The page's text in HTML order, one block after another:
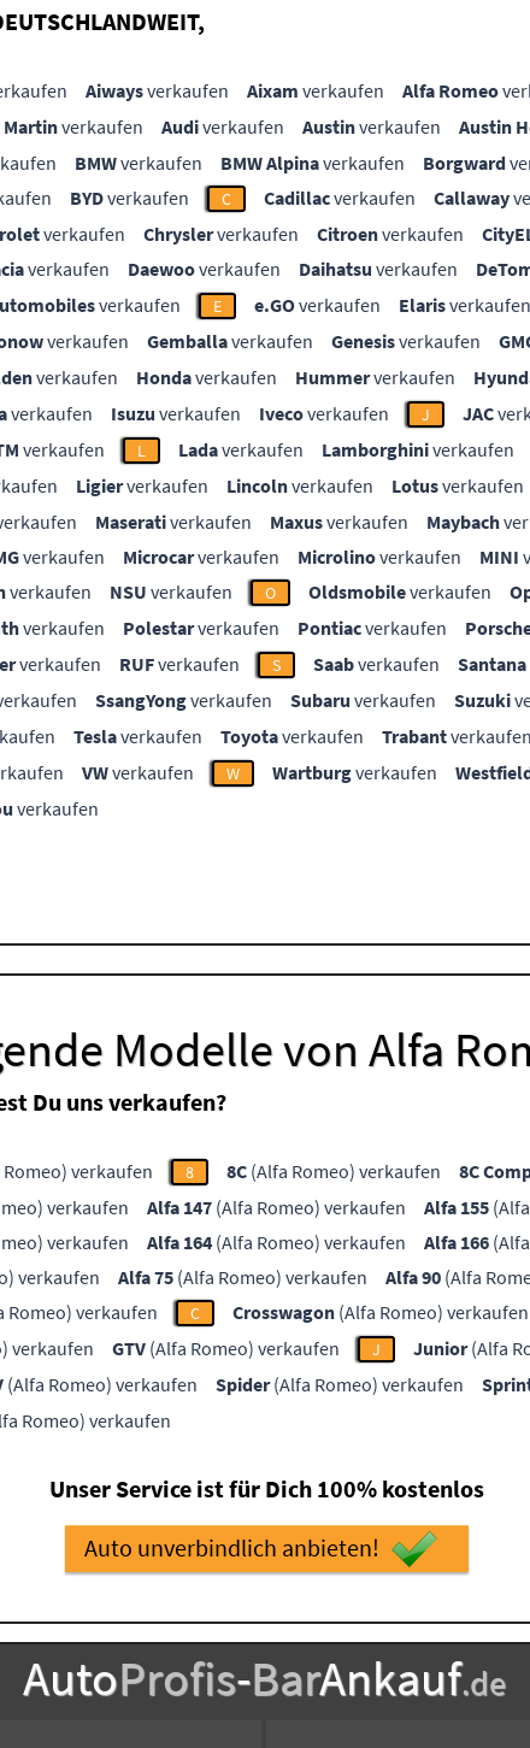
Aiwaysverkaufen Aixam verkaufen Alfa Romeo
Martinverkaufen Audiverkaufen Austinverkaufen Austin
BMWverkaufen BMW Alpinaverkaufen Borgward
BYDverkaufen C Cadillacverkaufen Callaway
verkaufen Chryslerverkaufen Citroenverkaufen
verkaufen Daewooverkaufen Daihatsu verkaufen
verkaufen E e.GOverkaufen Elarisverkaufen
verkaufen Gemballaverkaufen Genesisverkaufen
verkaufen Hondaverkaufen Hummerverkaufen
verkaufen Isuzu verkaufen Ivecoverkaufen J JAC
verkaufen L Ladaverkaufen Lamborghiniverkaufen
Ligierverkaufen Lincolnverkaufen Lotusverkaufen
Maserativerkaufen Maxusverkaufen Maybach
verkaufen Microcarverkaufen Microlinoverkaufen MINI
verkaufen NSU verkaufen O Oldsmobileverkaufen
verkaufen Polestarverkaufen Pontiacverkaufen
verkaufen RUFverkaufen S Saabverkaufen Santana
SsangYongverkaufen Subaru verkaufen Suzuki
Teslaverkaufen Toyotaverkaufen Trabantverkaufen
VWverkaufen W Wartburgverkaufen
verkaufen
Modelle von Alfa
Du uns verkaufen?
verkaufen 8 8C (Alfa Romeo) verkaufen 8C
verkaufen Alfa 147 (Alfa Romeo) verkaufen Alfa 155
verkaufen Alfa 164 (Alfa Romeo) verkaufen Alfa 166
verkaufen Alfa 75 (Alfa Romeo) verkaufen Alfa 90 (Alfa
Romeo) verkaufen C Crosswagon (Alfa Romeo) verkaufen
verkaufen GTV (Alfa Romeo) verkaufen J Junior(Alfa
(Alfa Romeo) verkaufen Spider(Alfa Romeo) verkaufen
Romeo) verkaufen
Unser Service ist für Dich 100% kostenlos
Auto unverbindlich anbieten!
AutoProfis-BarAnkauf.de